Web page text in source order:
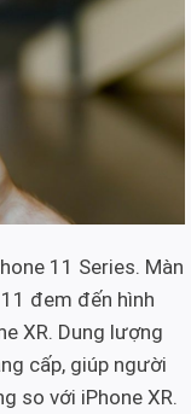
11 Series. Màn
đem đến hình
XR. Dung lượng
cấp, giúp người
so với iPhone XR.